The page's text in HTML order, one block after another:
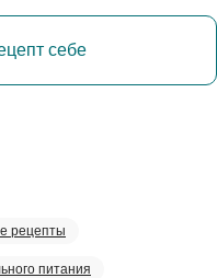
себе
рецепты
питания